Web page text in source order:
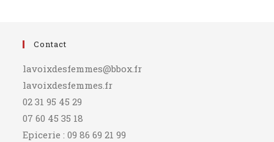
Contact
lavoixdesfemmes@bbox.fr
lavoixdesfemmes.fr
02 31 95 45 29
07 60 45 35 18
Epicerie : 09 86 69 21 99